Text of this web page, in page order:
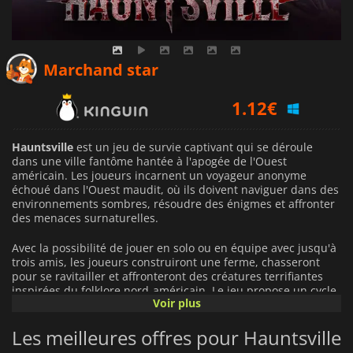
Marchand star
1.12€
7.99€
Hauntsville est un jeu de survie captivant qui se déroule
dans une ville fantôme hantée à l'apogée de l'Ouest
américain. Les joueurs incarnent un voyageur anonyme
échoué dans l'Ouest maudit, où ils doivent naviguer dans des
environnements sombres, résoudre des énigmes et affronter
des menaces surnaturelles.
Avec la possibilité de jouer en solo ou en équipe avec jusqu'à
trois amis, les joueurs construiront une ferme, chasseront
pour se ravitailler et affronteront des créatures terrifiantes
inspirées du folklore nord-américain. Le jeu propose un cycle
jour-nuit dynamique, où le jour permet l'exploration et la
dangers qui mettent à l'épreuve vos compétences de survie.
Voir plus
Les meilleures offres pour Hauntsville